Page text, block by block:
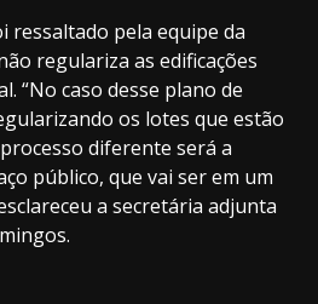
ressaltado pela equipe da
regulariza as edificações
“No caso desse plano de
os lotes que estão
diferente será a
público, que vai ser em um
a secretária adjunta